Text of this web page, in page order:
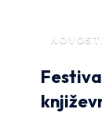
NOVOSTI